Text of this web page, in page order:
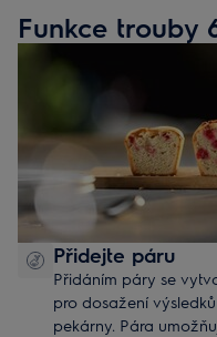
Funkce trouby
Přidejte páru
Přidáním páry se
pro dosažení
pekárny. Pára